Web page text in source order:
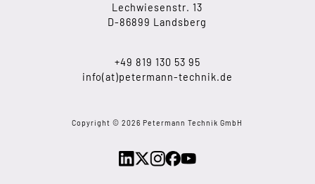
Lechwiesenstr. 13
D-86899 Landsberg
+49 819 130 53 95
info(at)petermann-technik.de
Copyright © 2026 Petermann Technik GmbH